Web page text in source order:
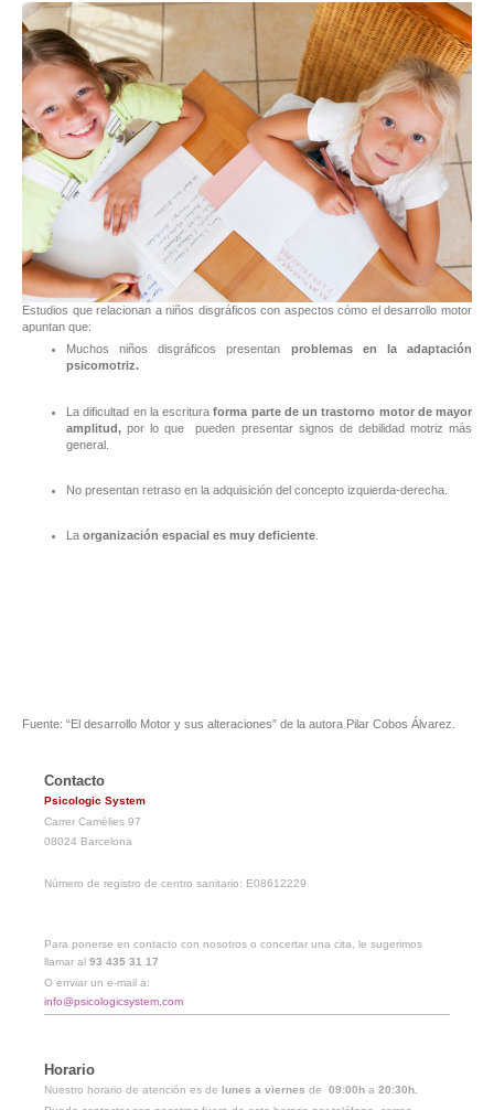
Estudios que relacionan a niños disgráficos con aspectos cómo el desarrollo motor
apuntan que:
Muchos niños disgráficos presentan problemas en la adaptación
psicomotriz.
La dificultad en la escrituraforma parte de un trastorno motor de mayor
amplitud, por lo que pueden presentar signos de debilidad motriz más
general.
No presentan retraso en la adquisición del concepto izquierda-derecha.
La organización espacial es muy deficiente
Fuente: “El desarrollo Motor y sus alteraciones” de la autora Pilar Cobos Álvarez.
Contacto
Psicologic System
Carrer Camèlies 97
08024 Barcelona
Número de registro de centro sanitario: E08612229
Para ponerse en contacto con nosotros o concertar una cita, le sugerimos
llamar al 93 435 31 17
O enviar un e-mail a:
info@psicologicsystem.com
Horario
Nuestro horario de atención es de lunes a viernes de 09:00h a 20:30h.